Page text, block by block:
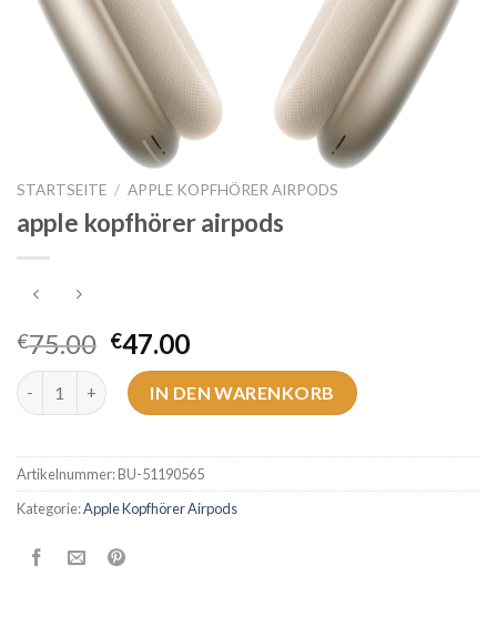
STARTSEITE / APPLE KOPFHÖRER AIRPODS
apple kopfhörer airpods
€75.00 €47.00
apple kopfhörer airpods MengeIN DEN WARENKORB
Artikelnummer:BU-51190565
Kategorie:Apple Kopfhörer Airpods